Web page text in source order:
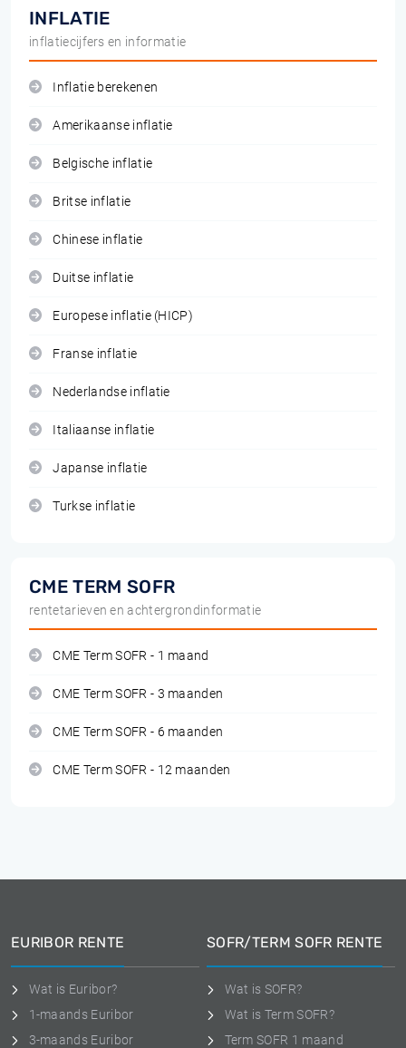
INFLATIE
inflatiecijfers en informatie
Inflatie berekenen
Amerikaanse inflatie
Belgische inflatie
Britse inflatie
Chinese inflatie
Duitse inflatie
Europese inflatie (HICP)
Franse inflatie
Nederlandse inflatie
Italiaanse inflatie
Japanse inflatie
Turkse inflatie
CME TERM SOFR
rentetarieven en achtergrondinformatie
CME Term SOFR - 1 maand
CME Term SOFR - 3 maanden
CME Term SOFR - 6 maanden
CME Term SOFR - 12 maanden
EURIBOR RENTE
Wat is Euribor?
1-maands Euribor
3-maands Euribor
SOFR/TERM SOFR RENTE
Wat is SOFR?
Wat is Term SOFR?
Term SOFR 1 maand